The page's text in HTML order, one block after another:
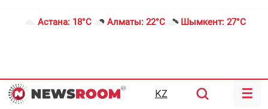
Астана: 18°C Алматы: 22°C Шымкент: 27°C
KZ ☰